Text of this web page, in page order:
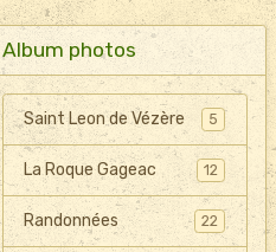
Album photos
Saint Leon de Vézère 5
La Roque Gageac 12
Randonnées 22